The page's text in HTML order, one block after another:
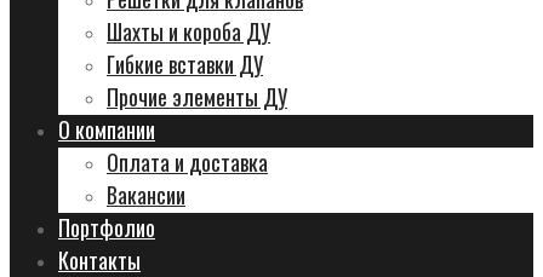
Шахты и короба ДУ
Гибкие вставки ДУ
Прочие элементы ДУ
О компании
Оплата и доставка
Вакансии
Портфолио
Контакты